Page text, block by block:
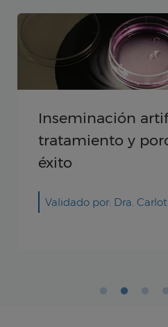
¿Cuál es el precio
inseminación